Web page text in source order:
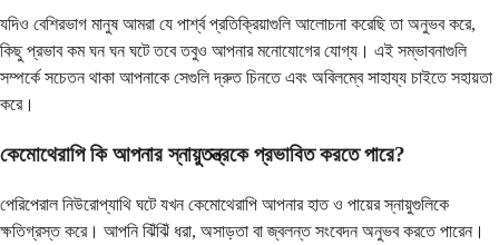
যদিও বেশিরভাগ মানুষ আমরা যে পার্শ্ব প্রতিক্রিয়াগুলি আলোচনা করেছি তা অনুভব করে,
কিছু প্রভাব কম ঘন ঘন ঘটে তবে তবুও আপনার মনোযোগের যোগ্য। এই সম্ভাবনাগুলি
সম্পর্কে সচেতন থাকা আপনাকে সেগুলি দ্রুত চিনতে এবং অবিলম্বে সাহায্য চাইতে সহায়তা
করে।
কেমোথেরাপি কি আপনার স্নায়ুতন্ত্রকে প্রভাবিত করতে পারে?
পেরিপেরাল নিউরোপ্যাথি ঘটে যখন কেমোথেরাপি আপনার হাত ও পায়ের স্নায়ুগুলিকে
ক্ষতিগ্রস্ত করে। আপনি ঝিঁঝিঁ ধরা, অসাড়তা বা জ্বলন্ত সংবেদন অনুভব করতে পারেন।